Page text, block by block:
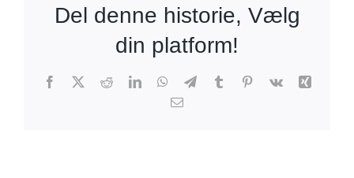
Del denne historie, Vælg
din platform!
Facebook
X RedditLinkedInWhatsApp
TelegramTumblrPinterest
Vk
Xing
E-